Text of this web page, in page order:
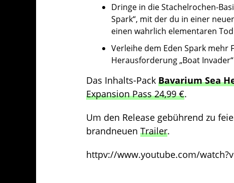
Dringe in die Stachelrochen-
Spark“, mit der du in einer
einen wahrlich elementaren
Verleihe dem Eden Spark
Herausforderung „Boat
Das Inhalts-Pack Bavarium Sea
Expansion Pass 24,99 €.
Um den Release gebührend zu
brandneuen Trailer.
httpv://www.youtube.com/